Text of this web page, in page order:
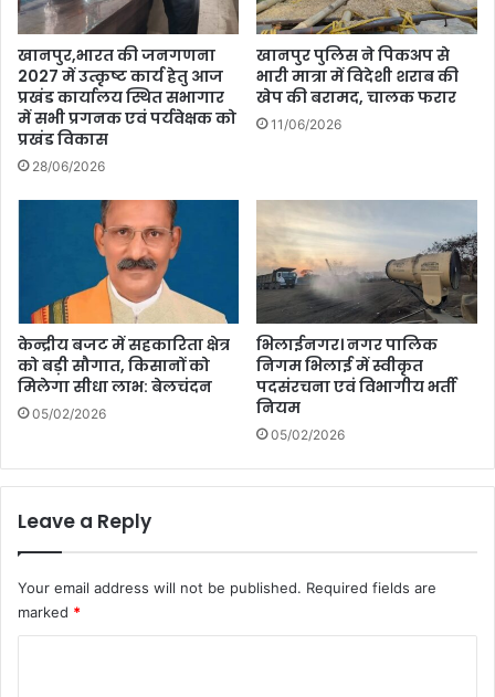
खानपुर,भारत की जनगणना
2027 में उत्कृष्ट कार्य हेतु आज
प्रखंड कार्यालय स्थित सभागार
में सभी प्रगनक एवं पर्यवेक्षक को
प्रखंड विकास
28/06/2026
खानपुर पुलिस ने पिकअप से
भारी मात्रा में विदेशी शराब की
खेप की बरामद, चालक फरार
11/06/2026
केन्द्रीय बजट में सहकारिता क्षेत्र
को बड़ी सौगात, किसानों को
मिलेगा सीधा लाभ: बेलचंदन
05/02/2026
भिलाईनगर। नगर पालिक
निगम भिलाई में स्वीकृत
पदसंरचना एवं विभागीय भर्ती
नियम
05/02/2026
Leave a Reply
Your email address will not be published. Required fields are
marked *